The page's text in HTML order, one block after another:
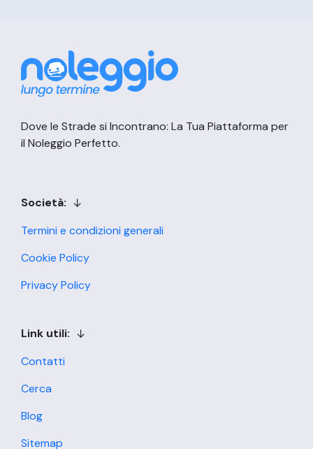
Dove le Strade si Incontrano: La Tua Piattaforma per
il Noleggio Perfetto.
Società:
Termini e condizioni generali
Cookie Policy
Privacy Policy
Link utili:
Contatti
Cerca
Blog
Sitemap